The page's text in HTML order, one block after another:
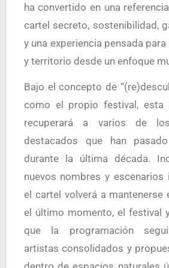
ha convertido en una
cartel secreto, sostenibilidad,
y una experiencia pensada
y territorio desde un enfoque
Bajo el concepto de
como el propio festival, esta
recuperará a varios de
destacados que han
durante la última década.
nuevos nombres y escenarios
el cartel volverá a mantenerse
el último momento, el festival
que la programación
artistas consolidados y